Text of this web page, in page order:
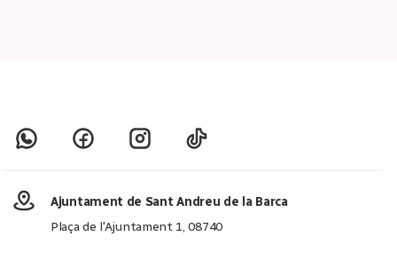
Ajuntament de Sant Andreu de la Barca
Plaça de l'Ajuntament 1, 08740